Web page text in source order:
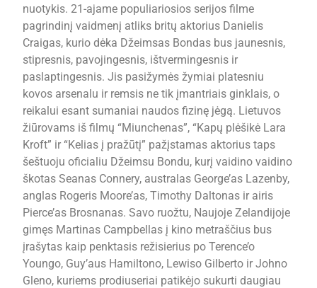
nuotykis. 21-ajame populiariosios serijos filme
pagrindinį vaidmenį atliks britų aktorius Danielis
Craigas, kurio dėka Džeimsas Bondas bus jaunesnis,
stipresnis, pavojingesnis, ištvermingesnis ir
paslaptingesnis. Jis pasižymės žymiai platesniu
kovos arsenalu ir remsis ne tik įmantriais ginklais, o
reikalui esant sumaniai naudos fizinę jėgą. Lietuvos
žiūrovams iš filmų “Miunchenas”, “Kapų plėšikė Lara
Kroft” ir “Kelias į pražūtį” pažįstamas aktorius taps
šeštuoju oficialiu Džeimsu Bondu, kurį vaidino vaidino
škotas Seanas Connery, australas George’as Lazenby,
anglas Rogeris Moore’as, Timothy Daltonas ir airis
Pierce’as Brosnanas. Savo ruožtu, Naujoje Zelandijoje
gimęs Martinas Campbellas į kino metraščius bus
įrašytas kaip penktasis režisierius po Terence’o
Youngo, Guy’aus Hamiltono, Lewiso Gilberto ir Johno
Gleno, kuriems prodiuseriai patikėjo sukurti daugiau